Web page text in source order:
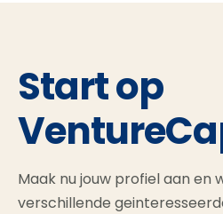
Start op
Maak nu jouw profiel aan en
verschillende